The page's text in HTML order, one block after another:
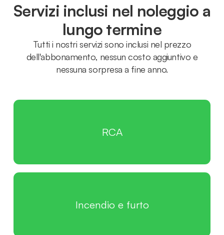
Servizi inclusi nel noleggio a
lungo termine
Tutti i nostri servizi sono inclusi nel prezzo
dell'abbonamento, nessun costo aggiuntivo e
nessuna sorpresa a fine anno.
RCA
Incendio e furto